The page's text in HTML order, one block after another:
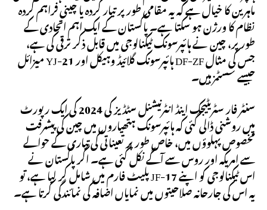
ماہرین کا خیال ہے کہ یہ مقامی طور پر تیار کردہ یا چینی فراہم کردہ
نظام کا ورژن ہو سکتا ہے۔ پاکستان کے ایک اہم اتحادی کے
طور پر، چین نے ہائپرسونک ٹیکنالوجی میں قابل ذکر ترقی کی ہے،
جس کی مثال DF-ZF ہائپرسونک گلائیڈ وہیکل اور YJ-21 میزائل
جیسے سسٹمز ہیں۔
سنٹر فار سٹریٹیجک اینڈ انٹرنیشنل سٹڈیز کی 2024 کی ایک رپورٹ
میں روشنی ڈالی گئی کہ ہائپرسونک ہتھیاروں میں چین کی پیشرفت
مخصوص پہلوؤں میں، خاص طور پر تعیناتی کی تیاری کے حوالے
سے امریکہ اور روس سے آگے نکل گئی ہے۔ اگر پاکستان نے
اس ٹیکنالوجی کو اپنے JF-17 پلیٹ فارم میں شامل کر لیا ہے، تو
یہ اس کی جارحانہ صلاحیتوں میں نمایاں اضافہ کی نمائندگی کرتا ہے۔